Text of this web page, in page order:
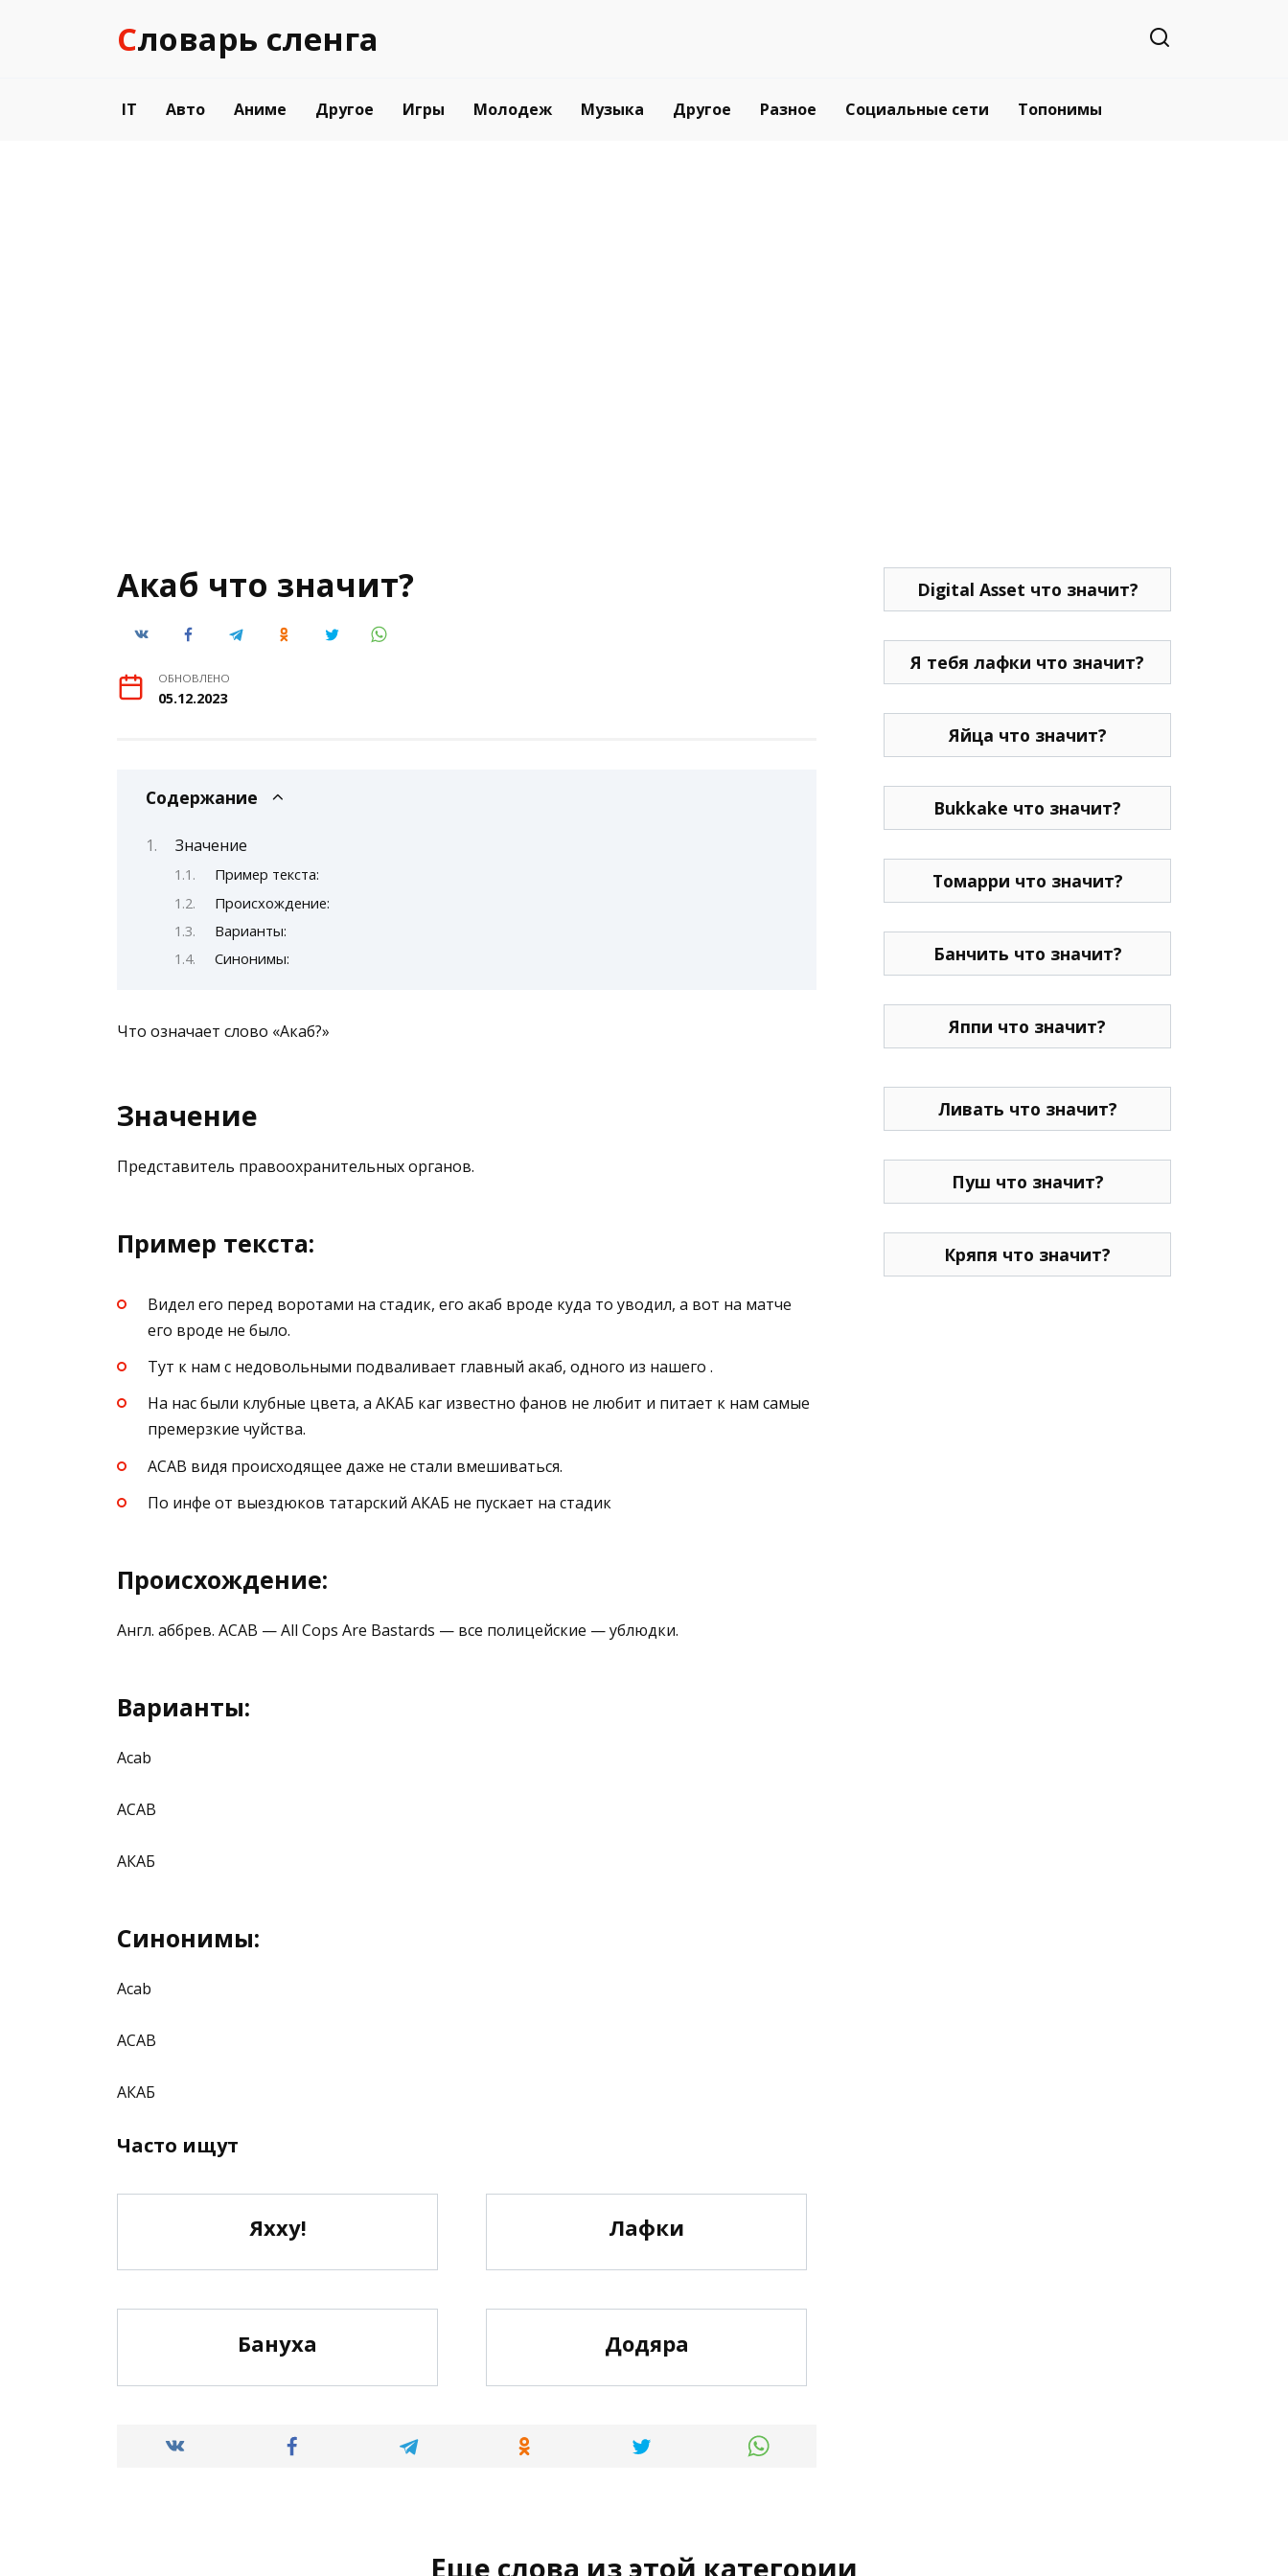
Словарь сленга
IT Авто Аниме Другое Игры Молодеж Музыка Другое Разное Социальные сети Топонимы
Акаб что значит?
ОБНОВЛЕНО
05.12.2023
Содержание
Значение
Пример текста:
Происхождение:
Варианты:
Синонимы:
Что означает слово «Акаб?»
Значение
Представитель правоохранительных органов.
Пример текста:
Видел его перед воротами на стадик, его акаб вроде куда то уводил, а вот на матче
его вроде не было.
Тут к нам с недовольными подваливает главный акаб, одного из нашего .
На нас были клубные цвета, а АКАБ каг известно фанов не любит и питает к нам самые
премерзкие чуйства.
ACAB видя происходящее даже не стали вмешиваться.
По инфе от выездюков татарский АКАБ не пускает на стадик
Происхождение:
Англ. аббрев. ACAB — All Cops Are Bastards — все полицейские — ублюдки.
Варианты:
Acab
ACAB
АКАБ
Синонимы:
Acab
ACAB
АКАБ
Часто ищут
Яхху! Лафки
Бануха Додяра
Digital Asset что значит?
Я тебя лафки что значит?
Яйца что значит?
Bukkake что значит?
Томарри что значит?
Банчить что значит?
Яппи что значит?
Ливать что значит?
Пуш что значит?
Кряпя что значит?
Еще слова из этой категории